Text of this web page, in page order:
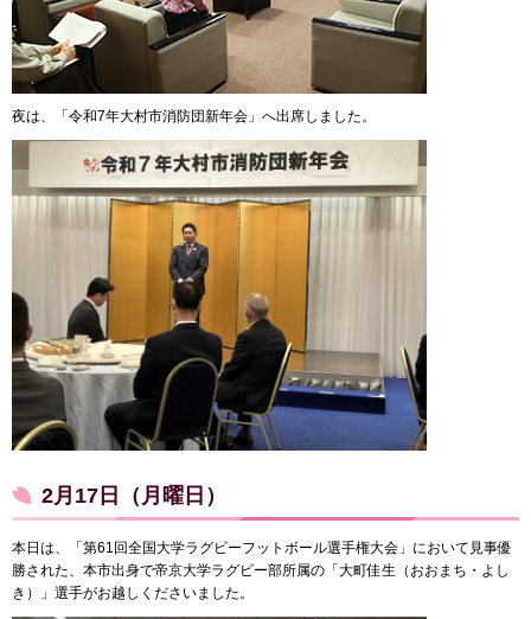
夜は、「令和7年大村市消防団新年会」へ出席しました。
2月17日（月曜日）
本日は、「第61回全国大学ラグビーフットボール選手権大会」において見事優
勝された、本市出身で帝京大学ラグビー部所属の「大町佳生（おおまち・よし
き）」選手がお越しくださいました。